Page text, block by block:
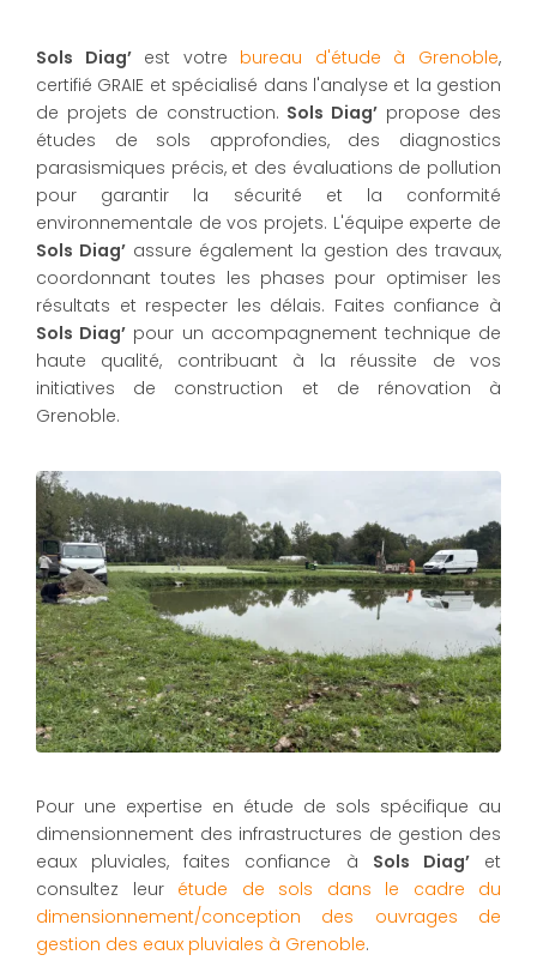
Sols Diag’est votre bureau d'étude à Grenoble,
certifié GRAIE et spécialisé dans l'analyse et la gestion
de projets de construction. Sols Diag’ propose des
études de sols approfondies, des diagnostics
parasismiques précis, et des évaluations de pollution
pour garantir la sécurité et la conformité
environnementale de vos projets. L'équipe experte de
Sols Diag’ assure également la gestion des travaux,
coordonnant toutes les phases pour optimiser les
résultats et respecter les délais. Faites confiance à
Sols Diag’ pour un accompagnement technique de
haute qualité, contribuant à la réussite de vos
initiatives de construction et de rénovation à
Grenoble.
Pour une expertise en étude de sols spécifique au
dimensionnement des infrastructures de gestion des
eaux pluviales, faites confiance à Sols Diag’et
consultez leur étude de sols dans le cadre du
dimensionnement/conception des ouvrages de
gestion des eaux pluviales à Grenoble.